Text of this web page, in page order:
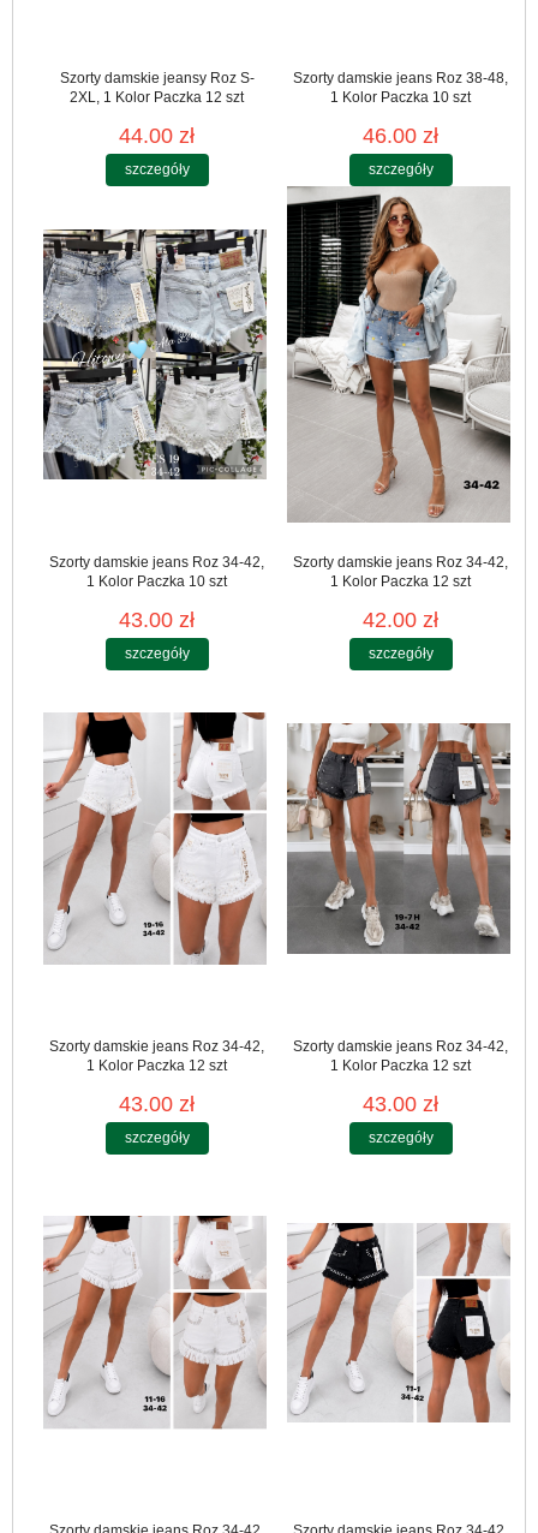
Szorty damskie jeansy Roz S-
2XL, 1 Kolor Paczka 12 szt
44.00 zł
szczegóły
Szorty damskie jeans Roz 38-48,
1 Kolor Paczka 10 szt
46.00 zł
szczegóły
Szorty damskie jeans Roz 34-42,
1 Kolor Paczka 10 szt
43.00 zł
szczegóły
Szorty damskie jeans Roz 34-42,
1 Kolor Paczka 12 szt
42.00 zł
szczegóły
Szorty damskie jeans Roz 34-42,
1 Kolor Paczka 12 szt
43.00 zł
szczegóły
Szorty damskie jeans Roz 34-42,
1 Kolor Paczka 12 szt
43.00 zł
szczegóły